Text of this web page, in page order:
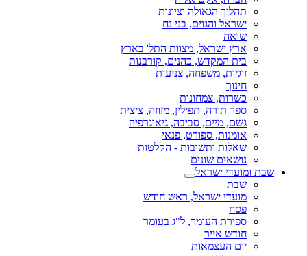
תהליך הגאולה וציונות
ישראל והגוים, בני נח
שואה
ארץ ישראל, מצוות התל' בארץ
בית המקדש, כהנים, קורבנות
זוגיות, משפחה, צניעות
חינוך
כשרות, צמחונות
ספר תורה, תפילין, מזוזה, ציצית
גשם, מיים, סביבה, גיאוגרפיה
אומנות, ספורט, פנאי
שאלות ותשובות - הקלטות
נושאים שונים
שבת ומועדי ישראל
שבת
מועדי ישראל, ראש חודש
פסח
ספירת העומר, ל"ג בעומר
חודש אייר
יום העצמאות